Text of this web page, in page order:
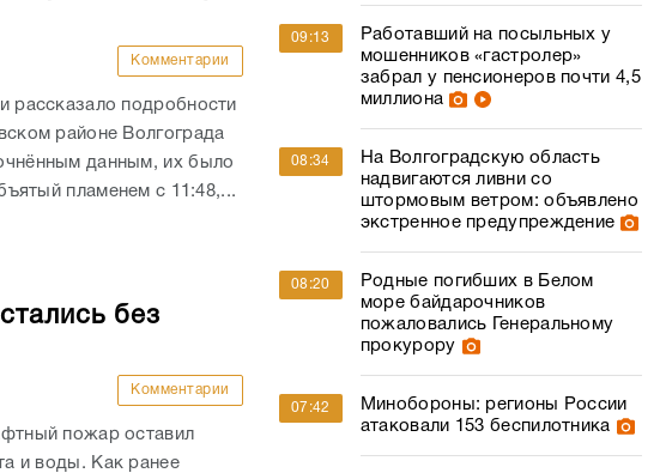
Комментарии
рассказало подробности
районе Волгограда
данным, их было
пламенем с 11:48,...
без
Комментарии
пожар оставил
и воды. Как ранее
09:13
Работавший на посыльных у
мошенников «гастролер»
забрал у пенсионеров почти 4,5
миллиона
08:34
На Волгоградскую область
надвигаются ливни со
штормовым ветром: объявлено
экстренное предупреждение
08:20
Родные погибших в Белом
море байдарочников
пожаловались Генеральному
прокурору
07:42
Минобороны: регионы России
атаковали 153 беспилотника